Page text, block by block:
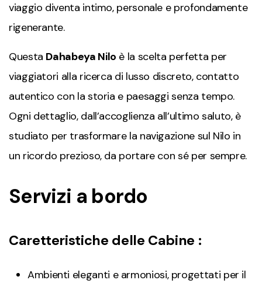
viaggio diventa intimo, personale e profondamente
rigenerante.
Questa Dahabeya Nilo è la scelta perfetta per
viaggiatori alla ricerca di lusso discreto, contatto
autentico con la storia e paesaggi senza tempo.
Ogni dettaglio, dall’accoglienza all’ultimo saluto, è
studiato per trasformare la navigazione sul Nilo in
un ricordo prezioso, da portare con sé per sempre.
Servizi a bordo
Caretteristiche delle Cabine :
Ambienti eleganti e armoniosi, progettati per il